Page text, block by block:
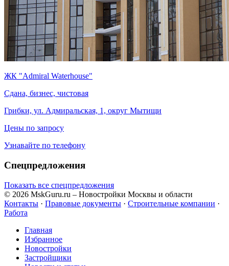
ЖК "Admiral Waterhouse"
Сдана, бизнес, чистовая
Грибки, ул. Адмиральская, 1, округ Мытищи
Цены по запросу
Узнавайте по телефону
Спецпредложения
Показать все спецпредложения
© 2026 MskGuru.ru – Новостройки Москвы и области
Контакты · Правовые документы · Строительные компании ·
Работа
Главная
Избранное
Новостр ойки
Застройщики